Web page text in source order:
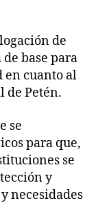
de
base para
cuanto al
de Petén.
se
para que,
se
y
necesidades